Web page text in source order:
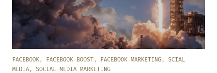
FACEBOOK, FACEBOOK BOOST, FACEBOOK MARKETING, SCIAL
MEDIA, SOCIAL MEDIA MARKETING